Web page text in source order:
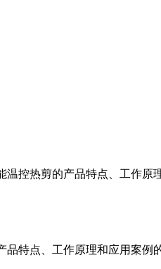
控热剪的产品特点、工作原
特点、工作原理和应用案例